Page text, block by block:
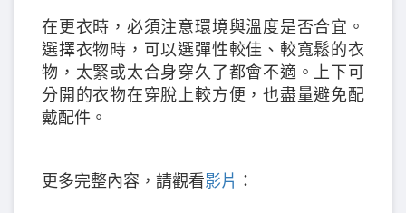
在更衣時，必須注意環境與溫度是否合宜。
選擇衣物時，可以選彈性較佳、較寬鬆的衣
物，太緊或太合身穿久了都會不適。上下可
分開的衣物在穿脫上較方便，也盡量避免配
戴配件。
更多完整內容，請觀看影片 ：